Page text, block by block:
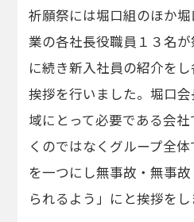
祈願祭には堀口組のほか
業の各社長役職員１３名
に続き新入社員の紹介を
挨拶を行いました。堀口
域にとって必要である会
くのではなくグループ全
を一つにし無事故・無事
られるよう」にと挨拶をし